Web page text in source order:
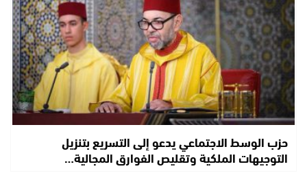
حزب الوسط الاجتماعي يدعو إلى التسريع بتنزيل
التوجيهات الملكية وتقليص الفوارق المجالية…